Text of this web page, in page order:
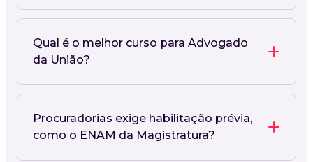
Qual é o melhor curso para Advogado
da União?
Procuradorias exige habilitação prévia,
como o ENAM da Magistratura?